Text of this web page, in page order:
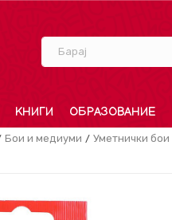
Барај
КНИГИ ОБРАЗОВАНИЕ
Бои и медиуми Уметнички бои